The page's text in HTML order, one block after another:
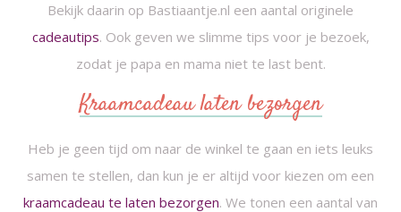
Bekijk daarin op Bastiaantje.nl een aantal originele
cadeautips. Ook geven we slimme tips voor je bezoek,
zodat je papa en mama niet te last bent.
Kraamcadeau laten bezorgen
Heb je geen tijd om naar de winkel te gaan en iets leuks
samen te stellen, dan kun je er altijd voor kiezen om een
kraamcadeau te laten bezorgen. We tonen een aantal van